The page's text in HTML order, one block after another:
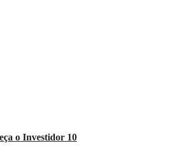
o Investidor 10